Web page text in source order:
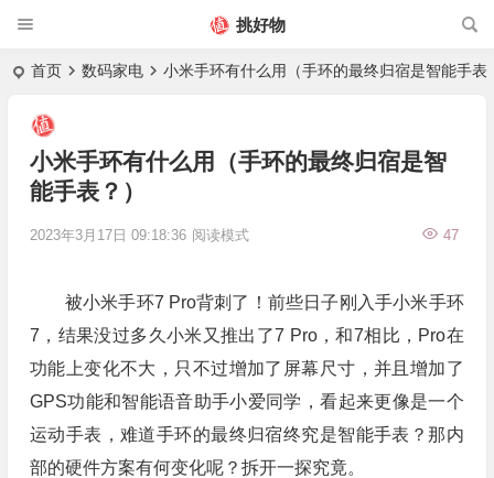
挑好物
首页 数码家电 小米手环有什么用（手环的最终归宿是智能手表
小米手环有什么用（手环的最终归宿是智
能手表？）
2023年3月17日 09:18:36 47
阅读模式
被小米手环7 Pro背刺了！前些日子刚入手小米手环
7，结果没过多久小米又推出了7 Pro，和7相比，Pro在
功能上变化不大，只不过增加了屏幕尺寸，并且增加了
GPS功能和智能语音助手小爱同学，看起来更像是一个
运动手表，难道手环的最终归宿终究是智能手表？那内
部的硬件方案有何变化呢？拆开一探究竟。